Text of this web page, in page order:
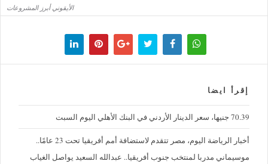
الأيقوني أبرز المشروعات
إقرأ ايضا
70.39 جنيها، سعر الدينار الأردني في البنك الأهلي اليوم السبت
أخبار الرياضة اليوم، مصر تتقدم لاستضافة أمم أفريقيا تحت 23 عامًا..
موسيماني مدربا لمنتخب جنوب أفريقيا.. عبدالله السعيد يواصل الغياب